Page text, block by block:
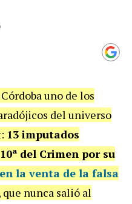
uno de los
del universo
13 imputados
del Crimen por su
la venta de la falsa
que nunca salió al